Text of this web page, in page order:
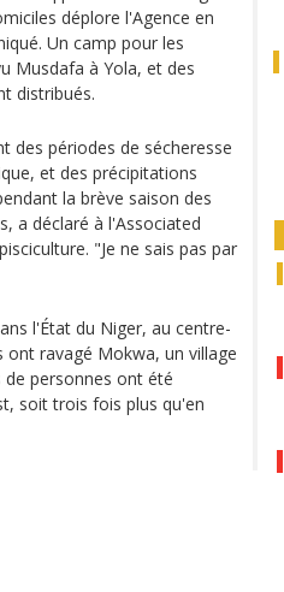
déplore l'Agence en
Un camp pour les
Musdafa à Yola, et des
distribués.
des périodes de sécheresse
et des précipitations
la brève saison des
a déclaré à l'Associated
"Je ne sais pas par
l'État du Niger, au centre-
ravagé Mokwa, un village
de personnes ont été
soit trois fois plus qu'en